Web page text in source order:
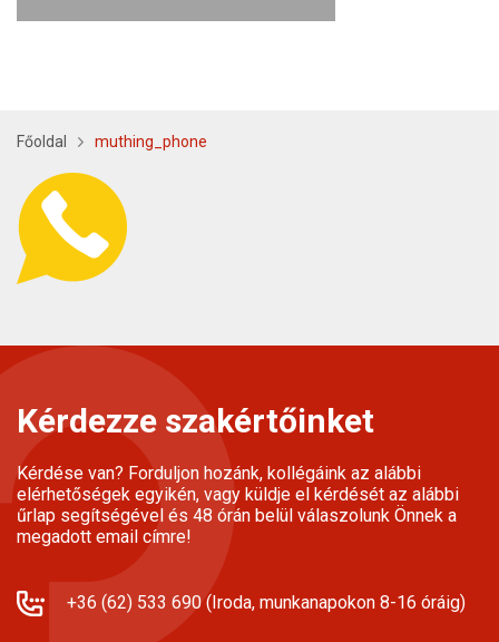
Főoldal muthing_phone
Kérdezze szakértőinket
Kérdése van? Forduljon hozánk, kollégáink az alábbi
elérhetőségek egyikén, vagy küldje el kérdését az alábbi
űrlap segítségével és 48 órán belül válaszolunk Önnek a
megadott email címre!
+36 (62) 533 690 (Iroda, munkanapokon 8-16 óráig)